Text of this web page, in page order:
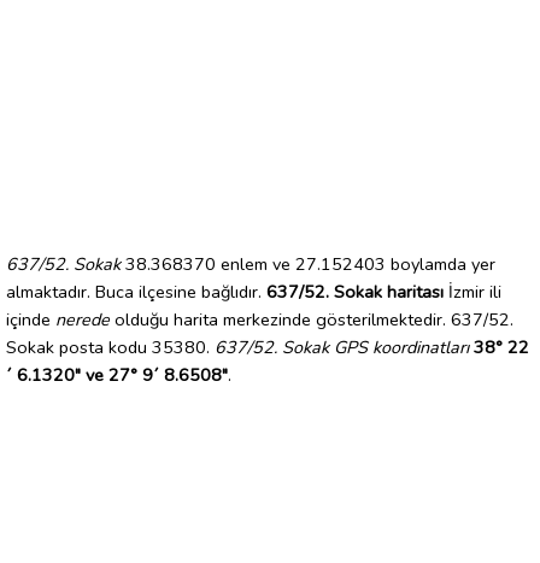
637/52. Sokak38.368370 enlem ve 27.152403 boylamda yer
almaktadır. Buca ilçesine bağlıdır. 637/52. Sokak haritası İzmir ili
içinde nerede olduğu harita merkezinde gösterilmektedir. 637/52.
Sokak posta kodu 35380. 637/52. Sokak GPS koordinatları 38° 22
´ 6.1320" ve 27° 9´ 8.6508".